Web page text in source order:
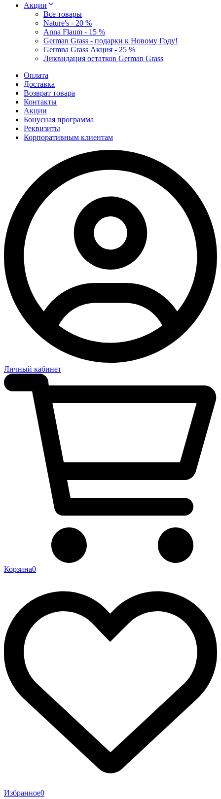
Акции
Все товары
Nature's - 20 %
Anna Flaum - 15 %
German Grass - подарки к Новому Году!
Germna Grass Акция - 25 %
Ликвидация остатков German Grass
Оплата
Доставка
Возврат товара
Контакты
Акции
Бонусная программа
Реквизиты
Корпоративным клиентам
Личный кабинет
Корзина0
Избранное0